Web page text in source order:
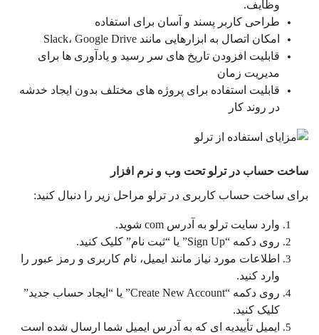
وظایف.
طراحی کاربر پسند و آسان برای استفاده
امکان اتصال به ابزارهایی مانند Slack، Google Drive
قابلیت افزودن تاریخ های سر رسید و یادآوری ها برای
مدیریت زمان
قابلیت استفاده برای پروژه های مختلف بدون ایجاد خدشه
در روند کار
ساخت حساب در ترلو تحت وب و نرم افزار
برای ساخت حساب کاربری در ترلو مراحل زیر را دنبال کنید:
وارد سایت ترلو به آدرس com شوید.
روی دکمه “Sign Up” یا “ثبت نام” کلیک کنید.
اطلاعات مورد نیاز مانند ایمیل، نام کاربری و رمز عبور را
وارد کنید.
روی دکمه “Create New Account” یا “ایجاد حساب جدید”
کلیک کنید.
ایمیل تأییدیه ای که به آدرس ایمیل شما ارسال شده است